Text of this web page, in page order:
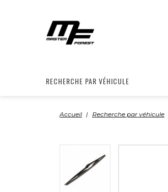
RECHERCHE PAR VÉHICULE
Accueil Recherche par véhicule